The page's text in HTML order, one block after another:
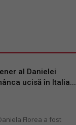
al Danielei
ucisă în Italia...
Florea a fost